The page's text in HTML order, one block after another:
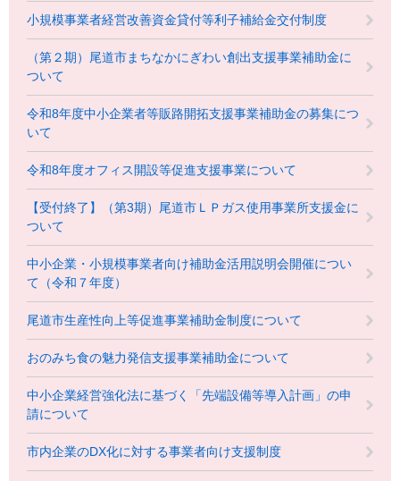
小規模事業者経営改善資金貸付等利子補給金交付制度
（第２期）尾道市まちなかにぎわい創出支援事業補助金に
ついて
令和8年度中小企業者等販路開拓支援事業補助金の募集につ
いて
令和8年度オフィス開設等促進支援事業について
【受付終了】（第3期）尾道市ＬＰガス使用事業所支援金に
ついて
中小企業・小規模事業者向け補助金活用説明会開催につい
て（令和７年度）
尾道市生産性向上等促進事業補助金制度について
おのみち食の魅力発信支援事業補助金について
中小企業経営強化法に基づく「先端設備等導入計画」の申
請について
市内企業のDX化に対する事業者向け支援制度